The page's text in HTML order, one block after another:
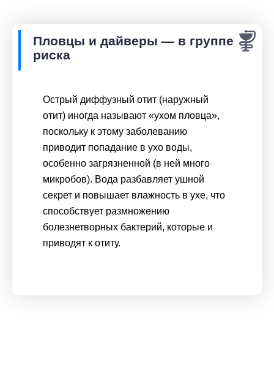
Пловцы и дайверы — в группе
риска
Острый диффузный отит (наружный
отит) иногда называют «ухом пловца»,
поскольку к этому заболеванию
приводит попадание в ухо воды,
особенно загрязненной (в ней много
микробов). Вода разбавляет ушной
секрет и повышает влажность в ухе, что
способствует размножению
болезнетворных бактерий, которые и
приводят к отиту.